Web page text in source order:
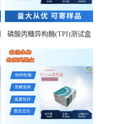
磷酸丙糖异构酶(TPI)测试盒